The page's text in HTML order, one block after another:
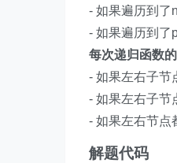
- 如果遍历到了
- 如果遍历到了
每次递归函数
- 如果左右子节
- 如果左右子节
- 如果左右节点
解题代码